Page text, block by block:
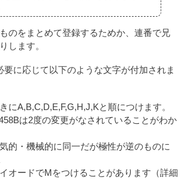
のをまとめて登録するためか、連番で兄
します。
要に応じて以下のような文字が付加されま
にA,B,C,D,E,F,G,H,J,Kと順につけます。
は2度の変更がなされていることがわか
的・機械的に同一だが極性が逆のものに
オードでMをつけることがあります（詳細